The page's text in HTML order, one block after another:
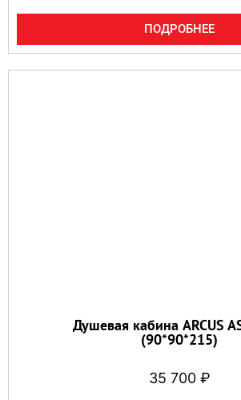
ПОДРОБНЕЕ
Душевая кабина ARCUS
(90*90*215)
35 700 ₽